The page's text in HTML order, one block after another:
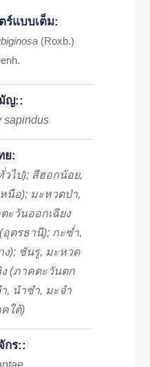
ร์แบบเต็ม:
(Roxb.)
ญ::
sapindus
ย:
ไป); สีฮอกน้อย,
นือ); มะหวดป่า,
ะวันออกเฉียง
ดรธานี); กะซ่ำ,
); ชันรู, มะหวด
(ภาคตะวันตก
ำ, นำซำ, มะจำ
ใต้)
กร::